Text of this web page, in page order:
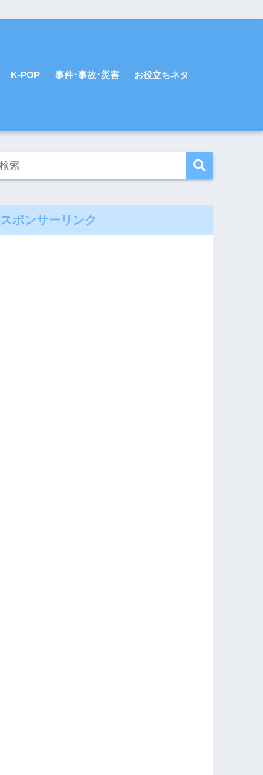
K-POP 事件･事故･災害 お役立ちネタ
スポンサーリンク